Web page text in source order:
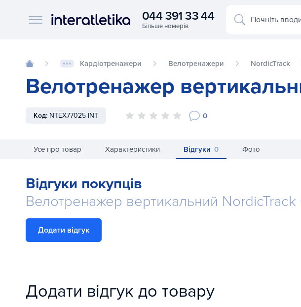
Interatletika logo
044 391 33 44 Почніть
Кардіотренажери Велотренажери NordicTrack
Велотренажер
Код: NTEX77025-INT 0
Усе про товар Характеристики Відгуки 0 Фото
Відгуки покупців
Велотренажер вертикальний NordicTrack
Додати відгук
Додати відгук до товару